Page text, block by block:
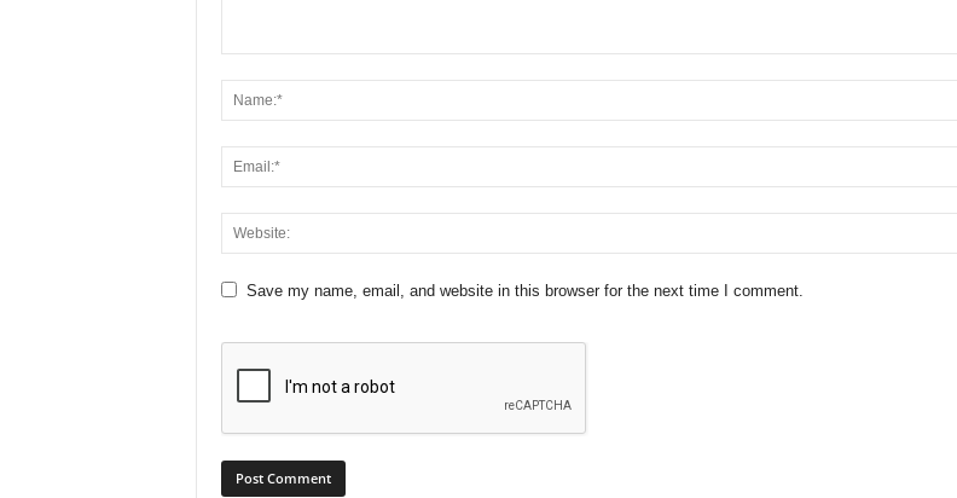
Save my name, email, and website in this browser for the next time I comment.